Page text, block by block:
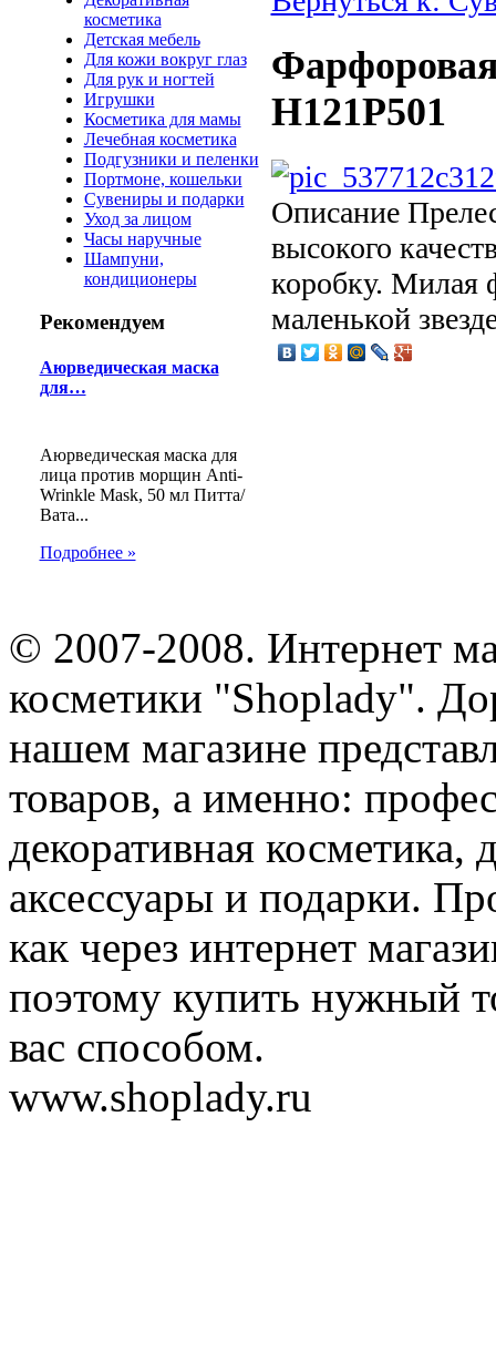
косметика
Детская мебель
Для кожи вокруг глаз
Для рук и ногтей
Игрушки
Косметика для мамы
Лечебная косметика
Подгузники и пеленки
Портмоне, кошельки
Сувениры и подарки
Уход за лицом
Часы наручные
Шампуни,
кондиционеры
Рекомендуем
Аюрведическая маска
для…
Аюрведическая маска для
лица против морщин Anti-
Wrinkle Mask, 50 мл Питта/
Вата...
Подробнее »
Фарфоровая
Н121Р501
Описание
высокого
коробку. Милая
маленькой
© 2007-2008. Интернет
косметики "Shoplady".
нашем магазине
товаров, а именно:
декоративная косметика,
аксессуары и подарки.
как через интернет
поэтому купить нужный
вас способом.
www.shoplady.ru